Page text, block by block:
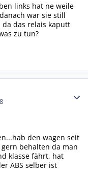
links hat ne weile
war sie still
das relais kaputt
zu tun?
den wagen seit
behalten da man
klasse fährt, hat
ABS selber ist